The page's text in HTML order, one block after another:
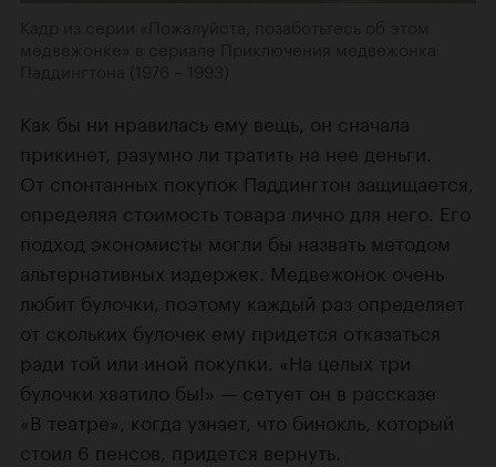
Как бы ни нравилась ему вещь, он сначала
прикинет, разумно ли тратить на нее деньги.
От спонтанных покупок Паддингтон защищается,
определяя стоимость товара лично для него. Его
подход экономисты могли бы назвать методом
альтернативных издержек. Медвежонок очень
любит булочки, поэтому каждый раз определяет
от скольких булочек ему придется отказаться
ради той или иной покупки. «На целых три
булочки хватило бы!» — сетует он в рассказе
«В театре», когда узнает, что бинокль, который
стоил 6 пенсов, придется вернуть.